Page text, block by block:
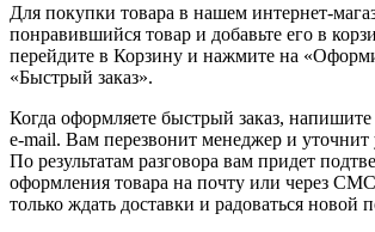
Для покупки товара в нашем интернет-
понравившийся товар и добавьте его в
перейдите в Корзину и нажмите на
«Быстрый заказ».
Когда оформляете быстрый заказ,
e-mail. Вам перезвонит менеджер и уточнит
По результатам разговора вам придет
оформления товара на почту или через
только ждать доставки и радоваться новой